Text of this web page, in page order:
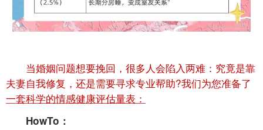
当婚姻问题想要挽回，很多人会陷入两难：究竟是靠
夫妻自我修复，还是需要寻求专业帮助?我们为您准备了
一套科学的情感健康评估量表：
HowTo：